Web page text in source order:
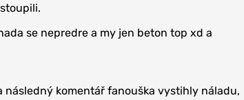
se nepredre a my jen beton top xd a
komentář fanouška vystihly náladu,